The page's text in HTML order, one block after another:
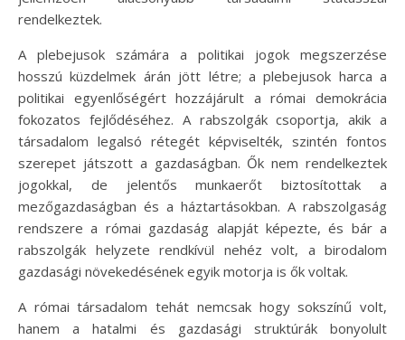
rendelkeztek.
A plebejusok számára a politikai jogok megszerzése
hosszú küzdelmek árán jött létre; a plebejusok harca a
politikai egyenlőségért hozzájárult a római demokrácia
fokozatos fejlődéséhez. A rabszolgák csoportja, akik a
társadalom legalsó rétegét képviselték, szintén fontos
szerepet játszott a gazdaságban. Ők nem rendelkeztek
jogokkal, de jelentős munkaerőt biztosítottak a
mezőgazdaságban és a háztartásokban. A rabszolgaság
rendszere a római gazdaság alapját képezte, és bár a
rabszolgák helyzete rendkívül nehéz volt, a birodalom
gazdasági növekedésének egyik motorja is ők voltak.
A római társadalom tehát nemcsak hogy sokszínű volt,
hanem a hatalmi és gazdasági struktúrák bonyolult